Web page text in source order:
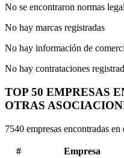
No se encontraron normas
No hay marcas registradas
No hay información de
No hay contrataciones
TOP 50 EMPRESAS
OTRAS
7540 empresas encontradas en
# Empresa